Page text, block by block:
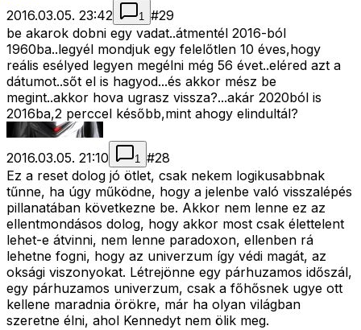
2016.03.05. 23:42
1 #29
be akarok dobni egy vadat..átmentél 2016-ból
1960ba..legyél mondjuk egy felelőtlen 10 éves,hogy
reális esélyed legyen megélni még 56 évet..eléred azt a
dátumot..sőt el is hagyod...és akkor mész be
megint..akkor hova ugrasz vissza?...akár 2020ból is
2016ba,2 perccel később,mint ahogy elindultál?
2016.03.05. 21:10 1 #28
Ez a reset dolog jó ötlet, csak nekem logikusabbnak
tűnne, ha úgy működne, hogy a jelenbe való visszalépés
pillanatában következne be. Akkor nem lenne ez az
ellentmondásos dolog, hogy akkor most csak élettelent
lehet-e átvinni, nem lenne paradoxon, ellenben rá
lehetne fogni, hogy az univerzum így védi magát, az
oksági viszonyokat. Létrejönne egy párhuzamos időszál,
egy párhuzamos univerzum, csak a főhősnek ugye ott
kellene maradnia örökre, már ha olyan világban
szeretne élni, ahol Kennedyt nem ölik meg.